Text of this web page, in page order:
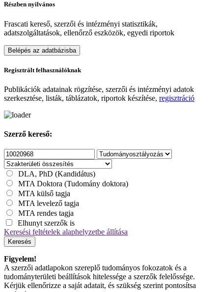
Részben nyilvános
Frascati kereső, szerzői és intézményi statisztikák,
adatszolgáltatások, ellenőrző eszközök, egyedi riportok
Belépés az adatbázisba
Regisztrált felhasználóknak
Publikációk adatainak rögzítése, szerzői és intézményi adatok
szerkesztése, listák, táblázatok, riportok készítése, regisztráció
Szerző kereső:
DLA, PhD (Kandidátus)
MTA Doktora (Tudomány doktora)
MTA külső tagja
MTA levelező tagja
MTA rendes tagja
Elhunyt szerzők is
Keresési feltételek alaphelyzetbe állítása
Keresés
Figyelem!
A szerzői adatlapokon szereplő tudományos fokozatok és a
tudományterületi beállítások hitelessége a szerzők felelőssége.
Kérjük ellenőrizze a saját adatait, és szükség szerint pontosítsa